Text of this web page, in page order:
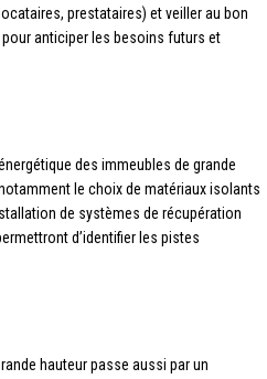
prestataires) et veiller au bon
anticiper les besoins futurs et
des immeubles de grande
le choix de matériaux isolants
de systèmes de récupération
d’identifier les pistes
hauteur passe aussi par un